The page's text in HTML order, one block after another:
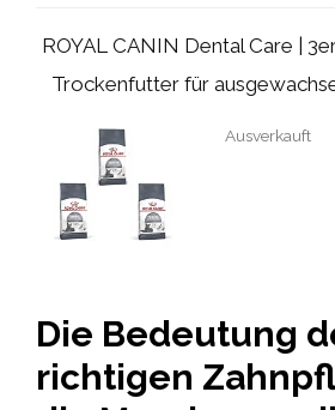
ROYAL CANIN Dental Care |
Trockenfutter für
Ausverkauft
Die Bedeutung
richtigen